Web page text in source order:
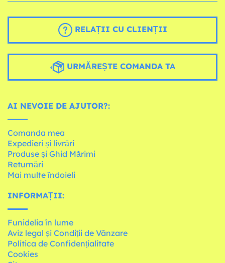
RELAȚII CU CLIENȚII
URMĂREȘTE COMANDA TA
AI NEVOIE DE AJUTOR?:
Comanda mea
Expedieri și livrări
Produse și Ghid Mărimi
Returnări
Mai multe îndoieli
INFORMAȚII:
Funidelia în lume
Aviz legal și Condiții de Vânzare
Política de Confidențialitate
Cookies